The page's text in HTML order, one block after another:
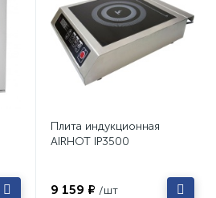
Плита индукционная
AIRHOT IP3500
9 159 ₽ /шт